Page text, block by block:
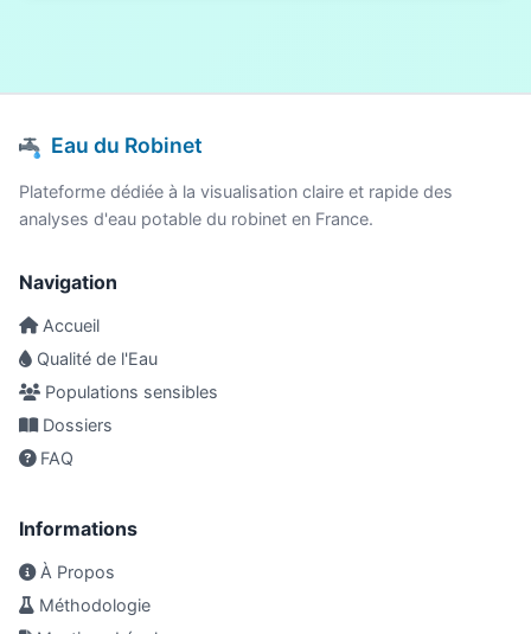
Eau du Robinet
Plateforme dédiée à la visualisation claire et rapide des
analyses d'eau potable du robinet en France.
Navigation
Accueil
Qualité de l'Eau
Populations sensibles
Dossiers
FAQ
Informations
À Propos
Méthodologie